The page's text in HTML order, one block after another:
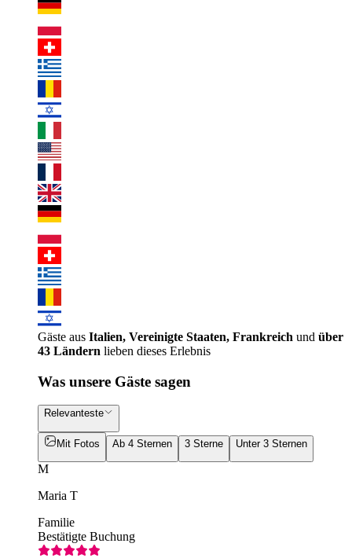
Gäste aus Italien, Vereinigte Staaten, Frankreich und über
43 Ländern lieben dieses Erlebnis
Was unsere Gäste sagen
Relevanteste
Mit Fotos Ab 4 Sternen 3 Sterne Unter 3 Sternen
M
Maria T
Familie
Bestätigte Buchung